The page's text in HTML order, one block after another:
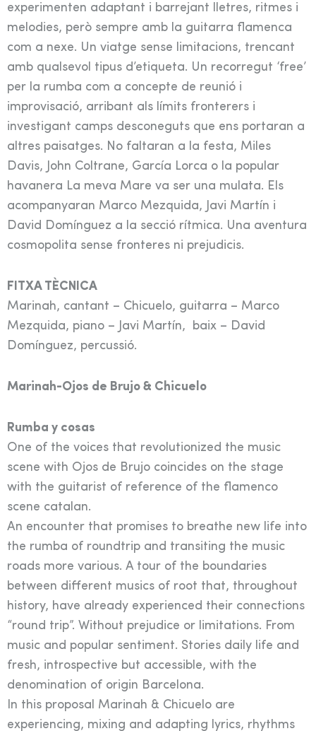
experimenten adaptant i barrejant lletres, ritmes i
melodies, però sempre amb la guitarra flamenca
com a nexe. Un viatge sense limitacions, trencant
amb qualsevol tipus d’etiqueta. Un recorregut ‘free’
per la rumba com a concepte de reunió i
improvisació, arribant als límits fronterers i
investigant camps desconeguts que ens portaran a
altres paisatges. No faltaran a la festa, Miles
Davis, John Coltrane, García Lorca o la popular
havanera La meva Mare va ser una mulata. Els
acompanyaran Marco Mezquida, Javi Martín i
David Domínguez a la secció rítmica. Una aventura
cosmopolita sense fronteres ni prejudicis.
FITXA TÈCNICA
Marinah, cantant – Chicuelo, guitarra – Marco
Mezquida, piano – Javi Martín, baix – David
Domínguez, percussió.
Marinah-Ojos de Brujo & Chicuelo
Rumba y cosas
One of the voices that revolutionized the music
scene with Ojos de Brujo coincides on the stage
with the guitarist of reference of the flamenco
scene catalan.
An encounter that promises to breathe new life into
the rumba of roundtrip and transiting the music
roads more various. A tour of the boundaries
between different musics of root that, throughout
history, have already experienced their connections
“round trip”. Without prejudice or limitations. From
music and popular sentiment. Stories daily life and
fresh, introspective but accessible, with the
denomination of origin Barcelona.
In this proposal Marinah & Chicuelo are
experiencing, mixing and adapting lyrics, rhythms